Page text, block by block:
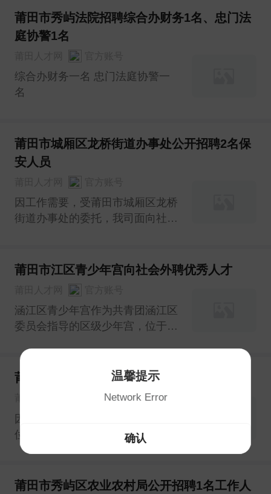
莆田市秀屿法院招聘综合办财务1名、忠门法
庭协警1名
综合办财务一名 忠门法庭协警一
名
莆田市城厢区龙桥街道办事处公开招聘2名保
安人员
因工作需要，受莆田市城厢区龙桥
街道办事处的委托，我司面向社会
莆田市江区青少年宫向社会外聘优秀人才
涵江区青少年宫作为共青团涵江区
委员会指导的区级少年宫，位于涵
服务学生3000多人次，受到了广
大青少年和家长的欢迎和认可，现
更加全面优质的校外服务。本
莆田第十四中学教师招聘初中语文教师１名
官方账号
因日常工作需要我校拟招聘以下岗
位，具体事项如下：
莆田市秀屿区农业农村局公开招聘1名工作人
温馨提示
Network Error
确认